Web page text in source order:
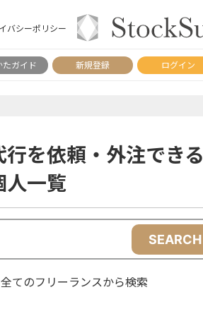
バシーポリシー
たガイド 新規登録 ログイン
を依頼・外注できる
人一覧
SEARCH
全てのフリーランスから検索